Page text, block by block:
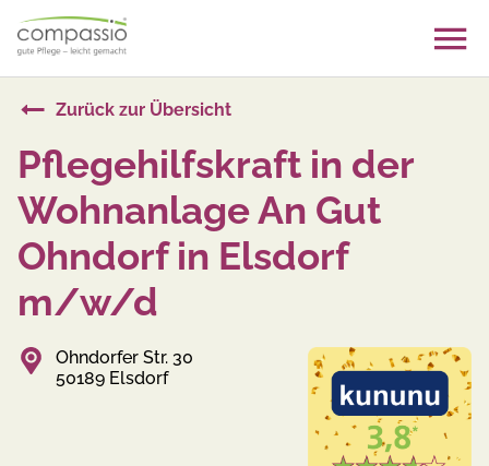
content
Zurück zur Übersicht
Pflegehilfskraft in der
Wohnanlage An Gut
Ohndorf in Elsdorf
m/w/d
Ohndorfer Str. 30
50189 Elsdorf